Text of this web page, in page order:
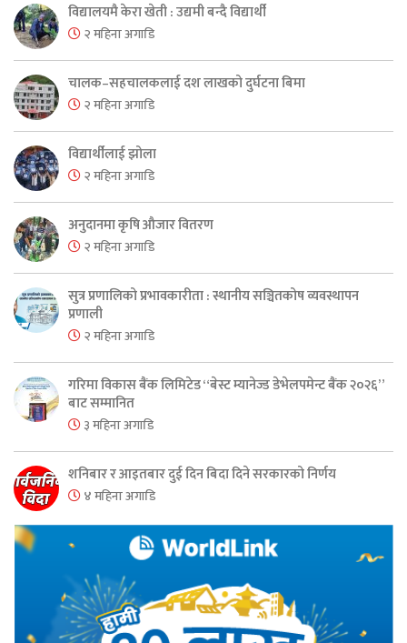
विद्यालयमै केरा खेती : उद्यमी बन्दै विद्यार्थी
२ महिना अगाडि
चालक–सहचालकलाई दश लाखको दुर्घटना बिमा
२ महिना अगाडि
विद्यार्थीलाई झोला
२ महिना अगाडि
अनुदानमा कृषि औजार वितरण
२ महिना अगाडि
सुत्र प्रणालिको प्रभावकारीता : स्थानीय सञ्चितकोष व्यवस्थापन
प्रणाली
२ महिना अगाडि
गरिमा विकास बैंक लिमिटेड “बेस्ट म्यानेज्ड डेभेलपमेन्ट बैंक २०२६”
बाट सम्मानित
३ महिना अगाडि
शनिबार र आइतबार दुई दिन बिदा दिने सरकारको निर्णय
४ महिना अगाडि